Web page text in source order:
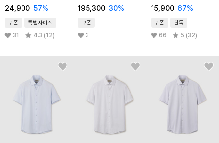
24,900 57%
쿠폰 특별사이즈
31 4.3 (12)
195,300 30%
쿠폰
3
15,900 67%
쿠폰 단독
66 5 (32)